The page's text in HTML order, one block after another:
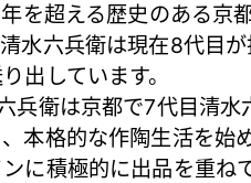
を超える歴史のある京
水六兵衛は現在8代目
出しています。
兵衛は京都で7代目清水
本格的な作陶生活を始
に積極的に出品を重ね